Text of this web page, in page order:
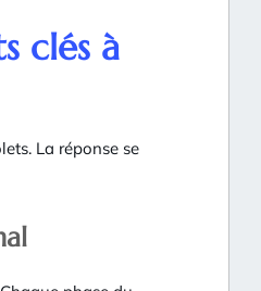
clés à
La réponse se